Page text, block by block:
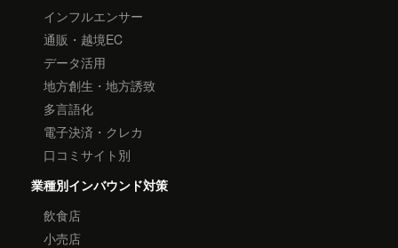
インフルエンサー
通販・越境EC
データ活用
地方創生・地方誘致
多言語化
電子決済・クレカ
口コミサイト別
業種別インバウンド対策
飲食店
小売店